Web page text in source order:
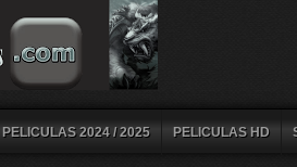
PELICULAS 2024 / 2025 PELICULAS HD